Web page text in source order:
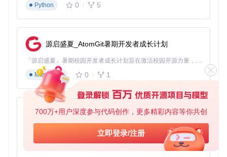
700万+用户深度参与代码创作，更多精彩内容等你共创
立即登录/注册
对Base64编码的图片资源进行本地转换
通过修改项目根目录下的 temp.css文件自定义PDF外观，关
键调整项：
@page规则设置纸张大小和页边距
.topic-title
类调整标题字体和间距
.comment-block
类定义评论区样式
性能平衡策略
适用场景：内容量超过500主题时
DELETE_PICS_WHEN_DONE = False
Python
0 5
源启盛夏_AtomGit暑期开发者成长计划
「源启盛夏」暑期校园开发者成长计划旨在激活校园开源力量，通过积分激励、认证扶持、资源倾斜等形式，引导高校组织和开发者完成「入驻 — 建项目 — 做贡献 — 获认证 — 得资源」的完整闭环。无论你是想带领社团入驻平台的组织者，还是希望用代码贡献证明自己的开发者，都能在这里找到属于你的成长路径。
Markdown
0 1
py-xiaozhi
基于Python的Xiaozhi AI，适用于想要完整Xiaozhi体验而无需拥有专用硬件的用户。
Python
0 1